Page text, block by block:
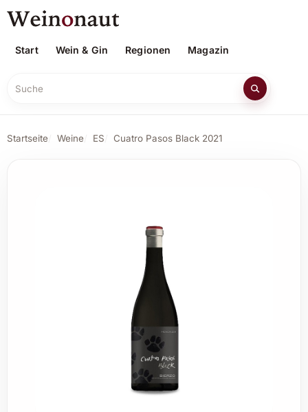
Start Wein & Gin Regionen Magazin
Suche
Startseite Weine ES Cuatro Pasos Black 2021